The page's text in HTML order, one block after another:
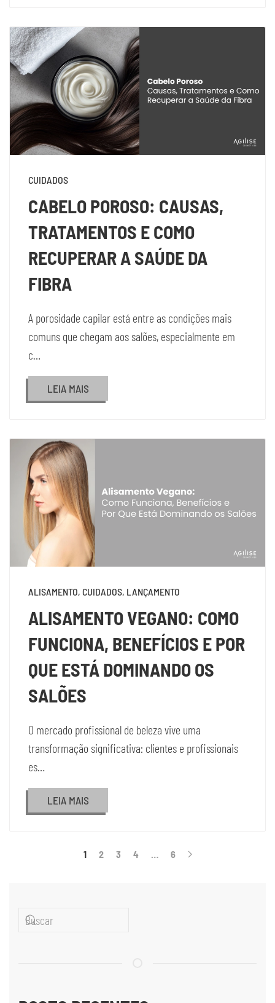
CUIDADOS
CABELO POROSO: CAUSAS,
TRATAMENTOS E COMO
RECUPERAR A SAÚDE DA
FIBRA
A porosidade capilar está entre as condições mais
comuns que chegam aos salões, especialmente em
c…
LEIA MAIS
ALISAMENTO, CUIDADOS, LANÇAMENTO
ALISAMENTO VEGANO: COMO
FUNCIONA, BENEFÍCIOS E POR
QUE ESTÁ DOMINANDO OS
SALÕES
O mercado profissional de beleza vive uma
transformação significativa: clientes e profissionais
es…
LEIA MAIS
1 2 3 4 … 6